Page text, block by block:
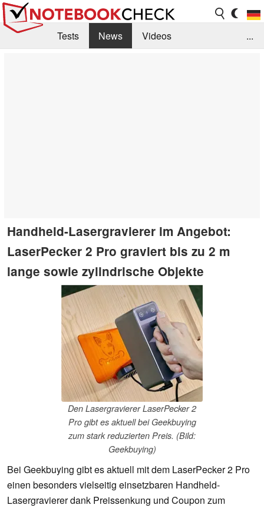
Tests News
Videos
...
Handheld-Lasergravierer im Angebot:
LaserPecker 2 Pro graviert bis zu 2 m
lange sowie zylindrische Objekte
Den Lasergravierer LaserPecker 2
Pro gibt es aktuell bei Geekbuying
zum stark reduzierten Preis. (Bild:
Geekbuying)
Bei Geekbuying gibt es aktuell mit dem LaserPecker 2 Pro
einen besonders vielseitig einsetzbaren Handheld-
Lasergravierer dank Preissenkung und Coupon zum